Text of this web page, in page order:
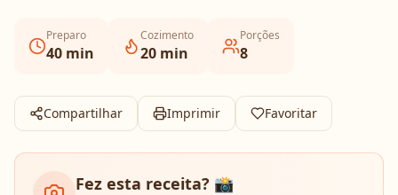
Preparo
40 min
Cozimento
20 min
Porções
8
Compartilhar Imprimir Favoritar
Fez esta receita? 📸